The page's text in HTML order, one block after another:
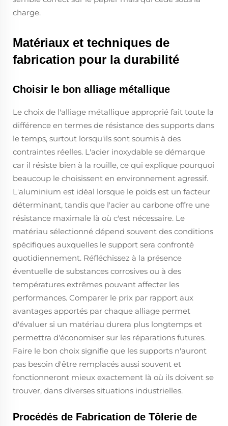
charge.
Matériaux et techniques de
fabrication pour la durabilité
Choisir le bon alliage métallique
Le choix de l'alliage métallique approprié fait toute la
différence en termes de résistance des supports dans
le temps, surtout lorsqu'ils sont soumis à des
contraintes réelles. L'acier inoxydable se démarque
car il résiste bien à la rouille, ce qui explique pourquoi
beaucoup le choisissent en environnement agressif.
L'aluminium est idéal lorsque le poids est un facteur
déterminant, tandis que l'acier au carbone offre une
résistance maximale là où c'est nécessaire. Le
matériau sélectionné dépend souvent des conditions
spécifiques auxquelles le support sera confronté
quotidiennement. Réfléchissez à la présence
éventuelle de substances corrosives ou à des
températures extrêmes pouvant affecter les
performances. Comparer le prix par rapport aux
avantages apportés par chaque alliage permet
d'évaluer si un matériau durera plus longtemps et
permettra d'économiser sur les réparations futures.
Faire le bon choix signifie que les supports n'auront
pas besoin d'être remplacés aussi souvent et
fonctionneront mieux exactement là où ils doivent se
trouver, dans diverses situations industrielles.
Procédés de Fabrication de Tôlerie de